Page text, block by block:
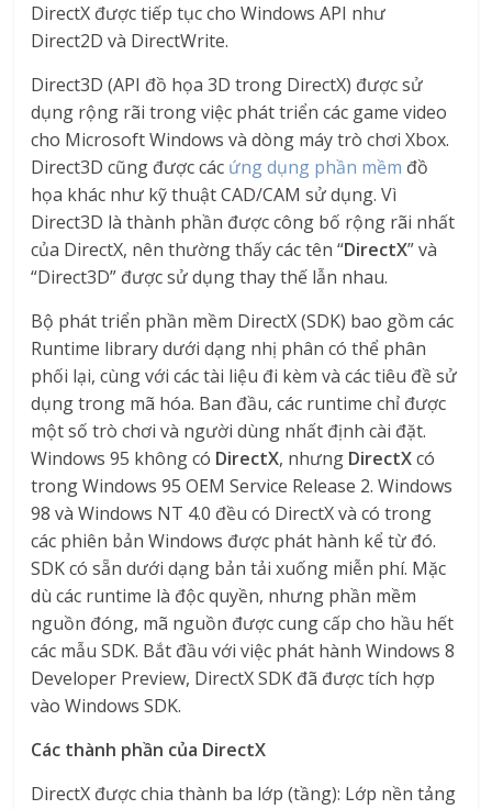
DirectX được tiếp tục cho Windows API như
Direct2D và DirectWrite.
Direct3D (API đồ họa 3D trong DirectX) được sử
dụng rộng rãi trong việc phát triển các game video
cho Microsoft Windows và dòng máy trò chơi Xbox.
Direct3D cũng được các ứng dụng phần mềm đồ
họa khác như kỹ thuật CAD/CAM sử dụng. Vì
Direct3D là thành phần được công bố rộng rãi nhất
của DirectX, nên thường thấy các tên “DirectX” và
“Direct3D” được sử dụng thay thế lẫn nhau.
Bộ phát triển phần mềm DirectX (SDK) bao gồm các
Runtime library dưới dạng nhị phân có thể phân
phối lại, cùng với các tài liệu đi kèm và các tiêu đề sử
dụng trong mã hóa. Ban đầu, các runtime chỉ được
một số trò chơi và người dùng nhất định cài đặt.
Windows 95 không có DirectX, nhưng DirectXcó
trong Windows 95 OEM Service Release 2. Windows
98 và Windows NT 4.0 đều có DirectX và có trong
các phiên bản Windows được phát hành kể từ đó.
SDK có sẵn dưới dạng bản tải xuống miễn phí. Mặc
dù các runtime là độc quyền, nhưng phần mềm
nguồn đóng, mã nguồn được cung cấp cho hầu hết
các mẫu SDK. Bắt đầu với việc phát hành Windows 8
Developer Preview, DirectX SDK đã được tích hợp
vào Windows SDK.
Các thành phần của DirectX
DirectX được chia thành ba lớp (tầng): Lớp nền tảng